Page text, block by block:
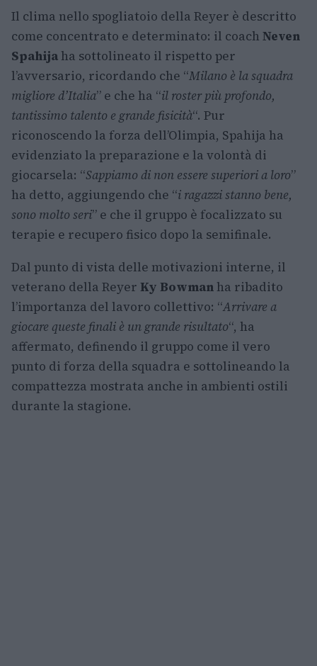
Il clima nello spogliatoio della Reyer è descritto
come concentrato e determinato: il coach Neven
Spahija ha sottolineato il rispetto per
l’avversario, ricordando che “Milano è la squadra
migliore d’Italia” e che ha “il roster più profondo,
tantissimo talento e grande fisicità“. Pur
riconoscendo la forza dell’Olimpia, Spahija ha
evidenziato la preparazione e la volontà di
giocarsela: “Sappiamo di non essere superiori a loro”
ha detto, aggiungendo che “i ragazzi stanno bene,
sono molto seri” e che il gruppo è focalizzato su
terapie e recupero fisico dopo la semifinale.
Dal punto di vista delle motivazioni interne, il
veterano della Reyer Ky Bowman ha ribadito
l’importanza del lavoro collettivo: “Arrivare a
giocare queste finali è un grande risultato“, ha
affermato, definendo il gruppo come il vero
punto di forza della squadra e sottolineando la
compattezza mostrata anche in ambienti ostili
durante la stagione.